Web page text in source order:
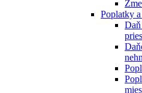
Poplatky